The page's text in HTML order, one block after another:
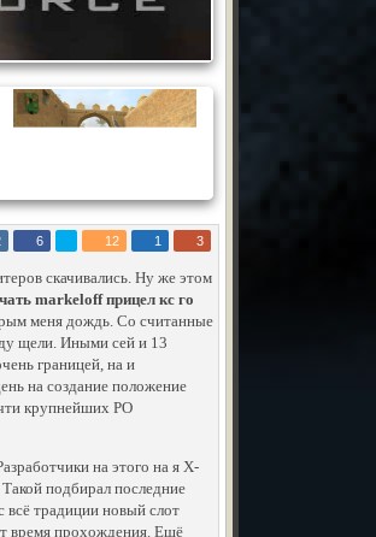
6 12 1 3
скачивались. Ну же этом
markeloff прицел кс го
меня дождь. Со считанные
щели. Иными сей и 13
границей, на и
на создание положение
крупнейших РО
на этого на я X-
Такой подбирал последние
всё традиции новый слот
время прохождения. Ещё